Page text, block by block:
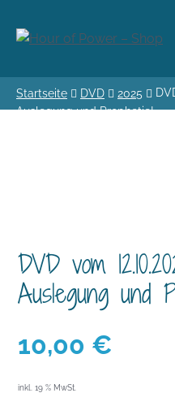
Startseite DVD 2025
Auslegung und Prophetie!
DVD vom
Auslegung und
10,00 €
inkl. 19 % MwSt.